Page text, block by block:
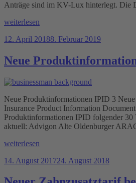
Anträge sind im KV-Lux hinterlegt. Die
„Janitos
2019
KV-
Anträge“
weiterlesen
Veröffentlicht
12. April 20188. Februar 2019
Neue
Neue Produktinformationen IPID 3
Insurance Product Information
Produktinformationen IPID folgender
aktuell: Advigon Alte Oldenburger
„Neue
IPID
weiterlesen
Veröffentlicht
14. August 201724. August 2018